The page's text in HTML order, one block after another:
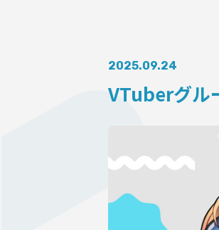
SUPPORT
OFFICIAL SHOP
2025.09.24
VTuberグル